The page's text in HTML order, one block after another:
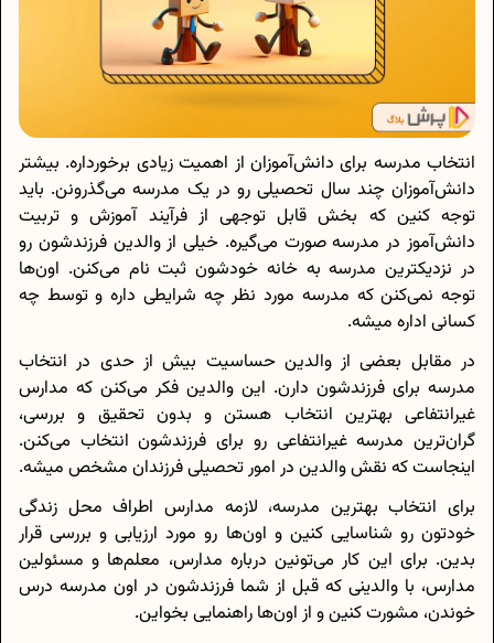
انتخاب مدرسه برای دانش‌آموزان از اهمیت زیادی برخورداره. بیشتر
دانش‌آموزان چند سال تحصیلی رو در یک مدرسه می‌گذرونن. باید
توجه کنین که بخش قابل توجهی از فرآیند آموزش و تربیت
دانش‌آموز در مدرسه صورت می‌گیره. خیلی از والدین فرزندشون رو
در نزدیکترین مدرسه به خانه خودشون ثبت نام می‌کنن. اون‌ها
توجه نمی‌کنن که مدرسه مورد نظر چه شرایطی داره و توسط چه
کسانی اداره میشه.
در مقابل بعضی از والدین حساسیت بیش از حدی در انتخاب
مدرسه برای فرزندشون دارن. این والدین فکر می‌کنن که مدارس
غیرانتفاعی بهترین انتخاب هستن و بدون تحقیق و بررسی،
گران‌ترین مدرسه غیرانتفاعی رو برای فرزندشون انتخاب می‌کنن.
اینجاست که نقش والدین در امور تحصیلی فرزندان مشخص میشه.
برای انتخاب بهترین مدرسه، لازمه مدارس اطراف محل زندگی
خودتون رو شناسایی کنین و اون‌ها رو مورد ارزیابی و بررسی قرار
بدین. برای این کار می‌تونین درباره مدارس، معلم‌ها و مسئولین
مدارس، با والدینی که قبل از شما فرزندشون در اون مدرسه درس
خوندن، مشورت کنین و از اون‌ها راهنمایی بخواین.